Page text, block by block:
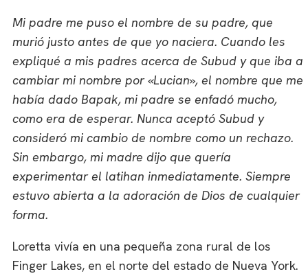
Mi padre me puso el nombre de su padre, que
murió justo antes de que yo naciera. Cuando les
expliqué a mis padres acerca de Subud y que iba a
cambiar mi nombre por «Lucian», el nombre que me
había dado Bapak, mi padre se enfadó mucho,
como era de esperar. Nunca aceptó Subud y
consideró mi cambio de nombre como un rechazo.
Sin embargo, mi madre dijo que quería
experimentar el latihan inmediatamente. Siempre
estuvo abierta a la adoración de Dios de cualquier
forma.
Loretta vivía en una pequeña zona rural de los
Finger Lakes, en el norte del estado de Nueva York.